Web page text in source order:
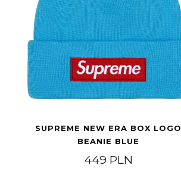
SUPREME NEW ERA BOX LOGO
BEANIE BLUE
449 PLN